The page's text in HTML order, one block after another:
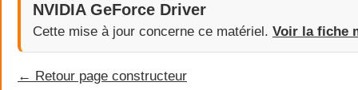
NVIDIA GeForce Driver
Cette mise à jour concerne ce matériel. Voir la fiche
← Retour page constructeur